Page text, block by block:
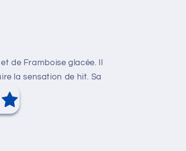
de Framboise glacée.
la sensation de hit. Sa